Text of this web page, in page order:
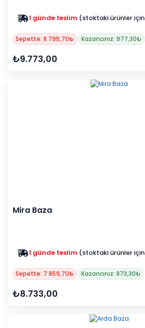
Zam yok 2025 fiyatları devam ediyor
Sepette: 8.795,70₺ Kazancınız: 977,30₺
₺9.773,00
Mira Baza
Zam yok 2025 fiyatları devam ediyor
Sepette: 7.859,70₺ Kazancınız: 873,30₺
₺8.733,00